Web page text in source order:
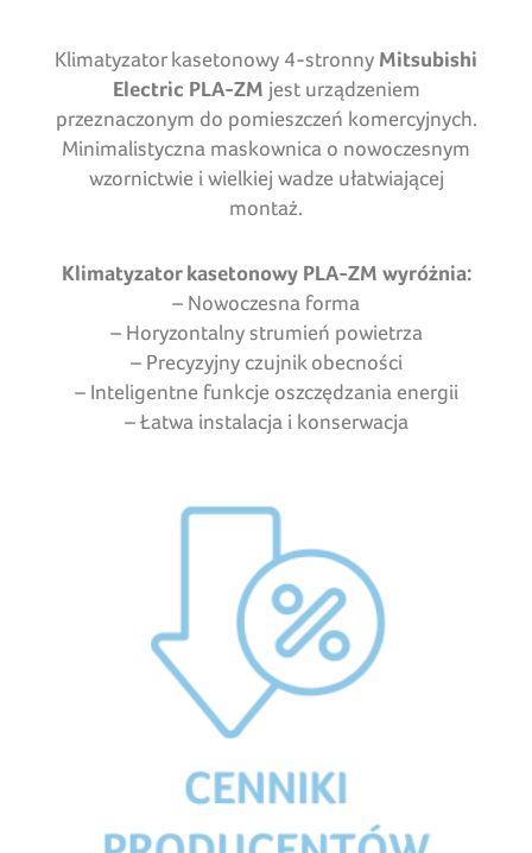
Klimatyzator kasetonowy 4-stronny Mitsubishi
Electric PLA-ZM jest urządzeniem
przeznaczonym do pomieszczeń komercyjnych.
Minimalistyczna maskownica o nowoczesnym
wzornictwie i wielkiej wadze ułatwiającej
montaż.
Klimatyzator kasetonowy PLA-ZM wyróżnia:
– Nowoczesna forma
– Horyzontalny strumień powietrza
– Precyzyjny czujnik obecności
– Inteligentne funkcje oszczędzania energii
– Łatwa instalacja i konserwacja